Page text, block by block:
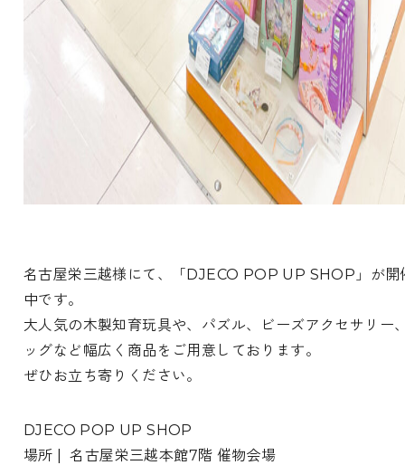
名古屋栄三越様にて、「DJECO POP UP SHOP」が開
中です。
大人気の木製知育玩具や、パズル、ビーズアクセサリー
ッグなど幅広く商品をご用意しております。
ぜひお立ち寄りください。
DJECO POP UP SHOP
場所 | 名古屋栄三越本館7階 催物会場